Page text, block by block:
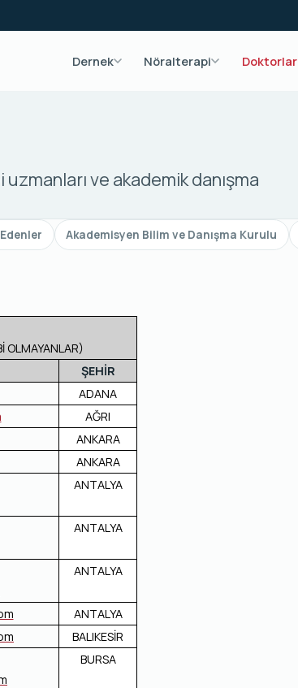
Dernek Nöralterapi Doktorlar
ve akademik danışma
Akademisyen Bilim ve Danışma Kurulu
OLMAYANLAR)
ŞEHİR
ADANA
AĞRI
ANKARA
ANKARA
ANTALYA
ANTALYA
ANTALYA
ANTALYA
BALIKESİR
BURSA